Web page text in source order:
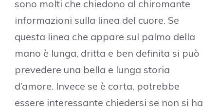
sono molti che chiedono al chiromante
informazioni sulla linea del cuore. Se
questa linea che appare sul palmo della
mano è lunga, dritta e ben definita si può
prevedere una bella e lunga storia
d’amore. Invece se è corta, potrebbe
essere interessante chiedersi se non si ha